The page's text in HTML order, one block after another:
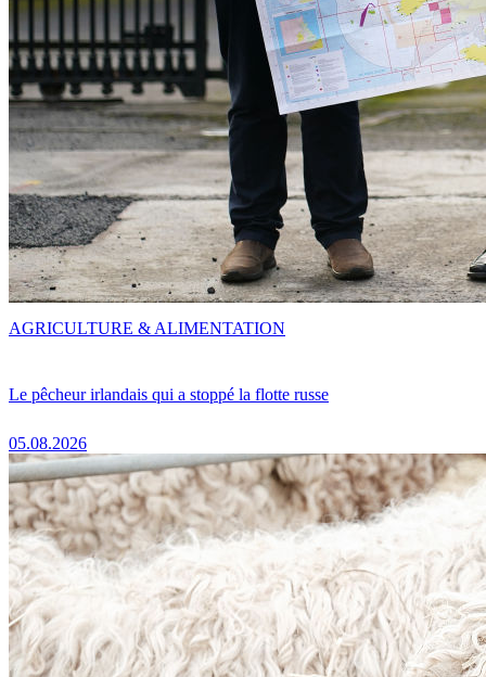
Le pêcheur irlandais qui a stoppé la flotte russe
05.08.2026
AGRICULTURE & ALIMENTATION